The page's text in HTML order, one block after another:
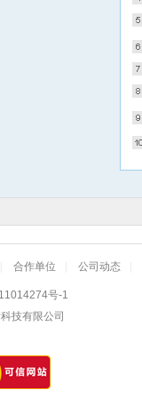
合作单位 公司动态
号-1
技有限公司